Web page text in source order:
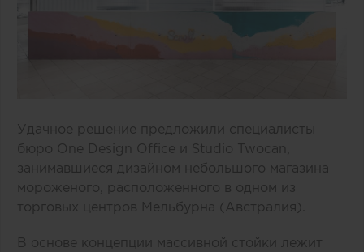
Удачное решение предложили специалисты
бюро One Design Office и Studio Twocan,
занимавшиеся дизайном небольшого магазина
мороженого, расположенного в одном из
торговых центров Мельбурна (Австралия).
В основе концепции массивной стойки лежит